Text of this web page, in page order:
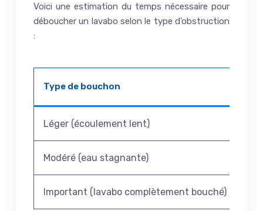
Voici une estimation du temps nécessaire pour
déboucher un lavabo selon le type d’obstruction
:
Type de bouchon
Léger (écoulement lent)
Modéré (eau stagnante)
Important (lavabo complètement bouché)